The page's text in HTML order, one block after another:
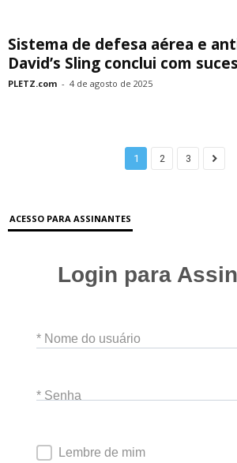
Sistema de defesa aérea e
David’s Sling conclui com
PLETZ.com - 4 de agosto de 2025
1 2 3
ACESSO PARA ASSINANTES
Login para
* Nome do usuário
* Senha
Lembre de mim